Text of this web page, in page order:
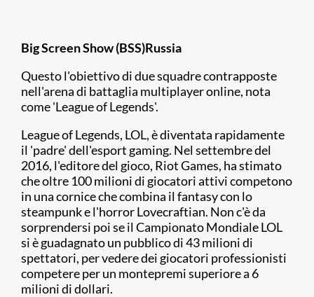
Big Screen Show (BSS)Russia
Questo l'obiettivo di due squadre contrapposte
nell'arena di battaglia multiplayer online, nota
come 'League of Legends'.
League of Legends, LOL, è diventata rapidamente
il 'padre' dell'esport gaming. Nel settembre del
2016, l'editore del gioco, Riot Games, ha stimato
che oltre 100 milioni di giocatori attivi competono
in una cornice che combina il fantasy con lo
steampunk e l'horror Lovecraftian. Non c'è da
sorprendersi poi se il Campionato Mondiale LOL
si è guadagnato un pubblico di 43 milioni di
spettatori, per vedere dei giocatori professionisti
competere per un montepremi superiore a 6
milioni di dollari.